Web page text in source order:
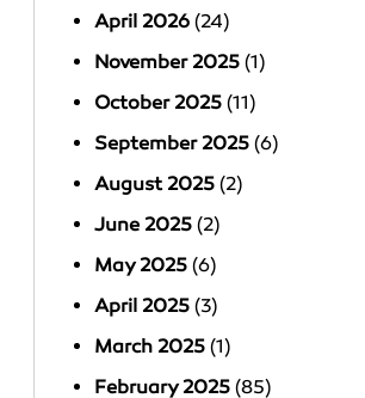
April 2026 (24)
November 2025 (1)
October 2025 (11)
September 2025 (6)
August 2025 (2)
June 2025 (2)
May 2025 (6)
April 2025 (3)
March 2025 (1)
February 2025 (85)